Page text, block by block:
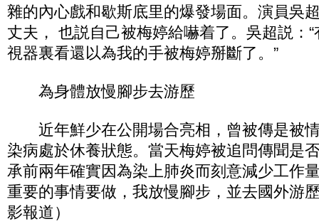
雜的內心戲和歇斯底里的爆發場面。演員吳
丈夫， 也説自己被梅婷給嚇着了。吳超説：
視器裏看還以為我的手被梅婷掰斷了。”
為身體放慢腳步去游歷
近年鮮少在公開場合亮相，曾被傳是被
染病處於休養狀態。當天梅婷被追問傳聞是
承前兩年確實因為染上肺炎而刻意減少工作
重要的事情要做，我放慢腳步，並去國外游
影報道）